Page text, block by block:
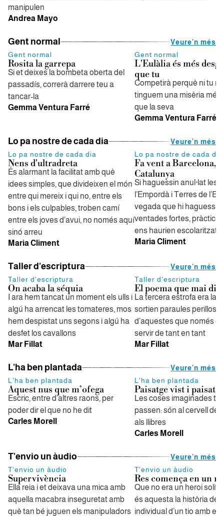
manipulen
Andrea Mayo
Gent normal
Veure'n més
Gent normal
Rosita la garrepa
Si et deixes la bombeta oberta del
passadís, correrà darrere teu a
tancar-la
Gemma Ventura Farré
Gent normal
L'Eulàlia és més
que tu
Competirà perquè ni tu ni
tinguem una misèria més
que la seva
Gemma Ventura Farré
Lo pa nostre de cada dia
Veure'n més
Lo pa nostre de cada dia
Nens d'ultradreta
És alarmant la facilitat amb què
idees simples, que divideixen el món
entre qui mereix i qui no, entre els
bons i els culpables, troben camí
entre els joves d’avui, no només aquí
sinó arreu
Maria Climent
Lo pa nostre de cada dia
Fa vent a Barcelona,
Catalunya
Si haguessin anul·lat les
l’Empordà i Terres de
vegada que hi haguessin
ventades fortes,
ens haurien escolaritzat
Maria Climent
Taller d'escriptura
Veure'n més
Taller d'escriptura
On acaba la séquia
I ara hem tancat un moment els ulls i
algú ha arrencat les tomateres, mos
hem despistat uns segons i algú ha
desfet los cavallons
Mar Fillat
Taller d'escriptura
El poema que mai
La tercera estrofa era la
sortien paraules
d’aquestes que només
servir de tant en tant
Mar Fillat
L'ha ben plantada
Veure'n més
L'ha ben plantada
Aquest nus que m’ofega
Escric, entre d’altres raons, per
poder dir el que no he dit
Carles Morell
L'ha ben plantada
Paisatge vist i
Les coses imaginades
passen: són al cervell de
als llibres
Carles Morell
T'envio un àudio
Veure'n més
T'envio un àudio
Supervivència
Ella reia i et deixava una mica amb
aquella macabra inseguretat amb
què tan bé juguen els manipuladors
T'envio un àudio
Res comença en un
Que no era un heroi
és aquesta la història de
individual d’un tio amb